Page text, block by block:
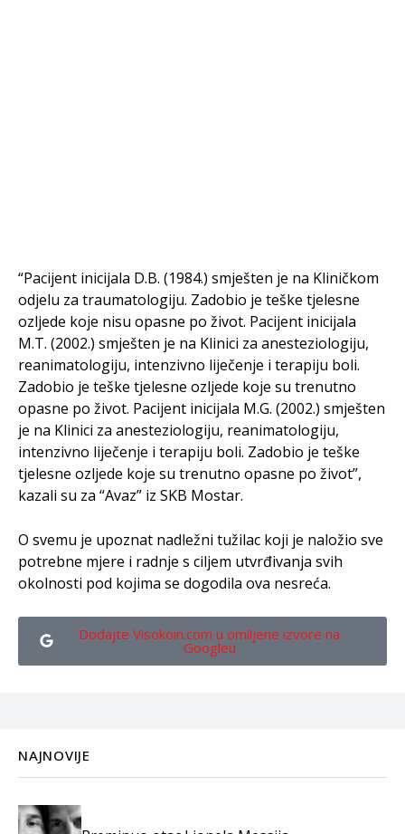
“Pacijent inicijala D.B. (1984.) smješten je na Kliničkom
odjelu za traumatologiju. Zadobio je teške tjelesne
ozljede koje nisu opasne po život. Pacijent inicijala
M.T. (2002.) smješten je na Klinici za anesteziologiju,
reanimatologiju, intenzivno liječenje i terapiju boli.
Zadobio je teške tjelesne ozljede koje su trenutno
opasne po život. Pacijent inicijala M.G. (2002.) smješten
je na Klinici za anesteziologiju, reanimatologiju,
intenzivno liječenje i terapiju boli. Zadobio je teške
tjelesne ozljede koje su trenutno opasne po život”,
kazali su za “Avaz” iz SKB Mostar.
O svemu je upoznat nadležni tužilac koji je naložio sve
potrebne mjere i radnje s ciljem utvrđivanja svih
okolnosti pod kojima se dogodila ova nesreća.
Dodajte Visokoin.com u omiljene izvore na
Googleu
NAJNOVIJE